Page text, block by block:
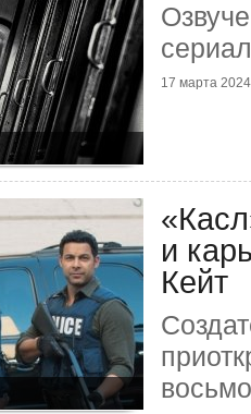
17 марта 2024
и
Кейт